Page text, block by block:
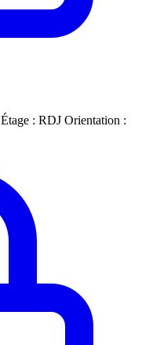
Étage : RDJ Orientation :